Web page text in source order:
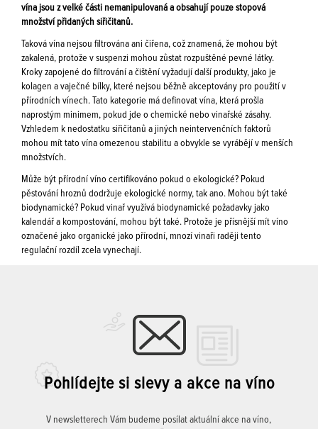
vína jsou z velké části nemanipulovaná a obsahují pouze stopová
množství přidaných siřičitanů.
Taková vína nejsou filtrována ani čiřena, což znamená, že mohou být
zakalená, protože v suspenzi mohou zůstat rozpuštěné pevné látky.
Kroky zapojené do filtrování a čištění vyžadují další produkty, jako je
kolagen a vaječné bílky, které nejsou běžně akceptovány pro použití v
přírodních vínech. Tato kategorie má definovat vína, která prošla
naprostým minimem, pokud jde o chemické nebo vinařské zásahy.
Vzhledem k nedostatku siřičitanů a jiných neintervenčních faktorů
mohou mít tato vína omezenou stabilitu a obvykle se vyrábějí v menších
množstvích.
Může být přírodní víno certifikováno pokud o ekologické? Pokud
pěstování hroznů dodržuje ekologické normy, tak ano. Mohou být také
biodynamické? Pokud vinař využívá biodynamické požadavky jako
kalendář a kompostování, mohou být také. Protože je přísnější mít víno
označené jako organické jako přírodní, mnozí vinaři raději tento
regulační rozdíl zcela vynechají.
Pohlídejte si slevy a akce na víno
V newsletterech Vám budeme posílat aktuální akce na víno,